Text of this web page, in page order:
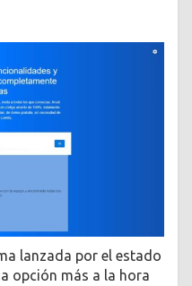
lanzada por el estado
opción más a la hora